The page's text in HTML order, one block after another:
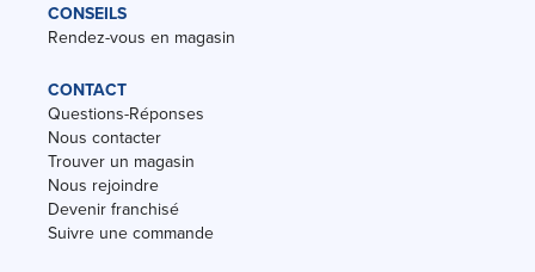
CONSEILS
Rendez-vous en magasin
CONTACT
Questions-Réponses
Nous contacter
Trouver un magasin
Nous rejoindre
Devenir franchisé
Suivre une commande